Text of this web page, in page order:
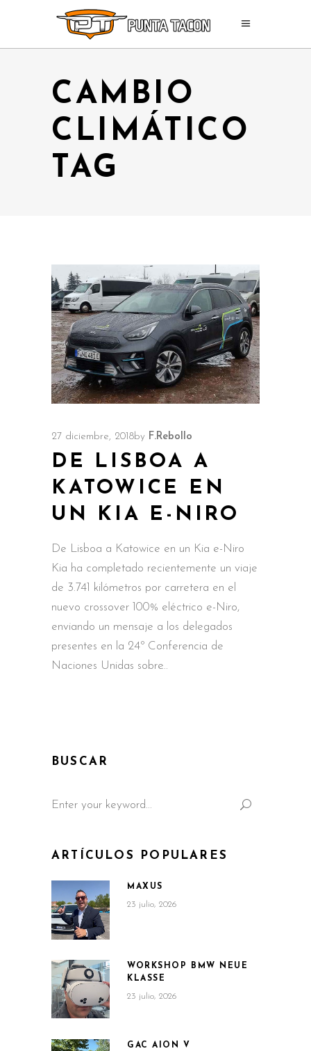
CAMBIO
CLIMÁTICO
TAG
27 diciembre, 2018by F.Rebollo
DE LISBOA A
KATOWICE EN
UN KIA E-NIRO
De Lisboa a Katowice en un Kia e-Niro
Kia ha completado recientemente un viaje
de 3.741 kilómetros por carretera en el
nuevo crossover 100% eléctrico e-Niro,
enviando un mensaje a los delegados
presentes en la 24º Conferencia de
Naciones Unidas sobre
BUSCAR
for:
ARTÍCULOS POPULARES
MAXUS
23 julio, 2026
WORKSHOP BMW NEUE
KLASSE
23 julio, 2026
GAC AION V